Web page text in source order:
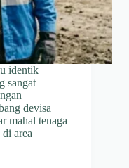
identik
sangat
devisa
mahal tenaga
area